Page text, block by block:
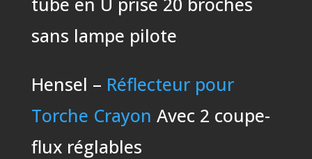
sans lampe pilote
Hensel – Réflecteur pour
Torche Crayon Avec 2 coupe-
flux réglables